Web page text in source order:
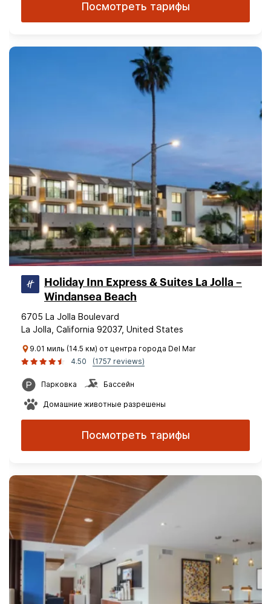
Посмотреть тарифы
Holiday Inn Express & Suites La Jolla –
Windansea Beach
6705 La Jolla Boulevard
La Jolla, California 92037, United States
9.01 миль (14.5 км) от центра города Del Mar
4.50
(1757 reviews)
Парковка Бассейн
Домашние животные разрешены
Посмотреть тарифы